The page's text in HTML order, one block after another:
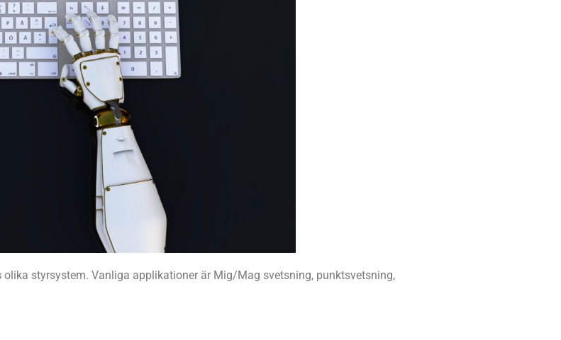
olika styrsystem. Vanliga applikationer är Mig/Mag svetsning, punktsvetsning,